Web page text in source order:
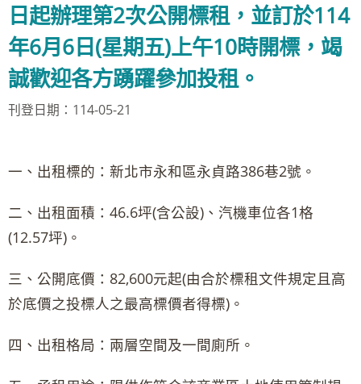
日起辦理第2次公開標租，並訂於114
年6月6日(星期五)上午10時開標，竭
誠歡迎各方踴躍參加投租。
刊登日期：114-05-21
一、出租標的：新北市永和區永貞路386巷2號。
二、出租面積：46.6坪(含公設)、汽機車位各1格
(12.57坪)。
三、公開底價：82,600元起(由合於標租文件規定且高
於底價之投標人之最高標價者得標)。
四、出租格局：兩層空間及一間廁所。